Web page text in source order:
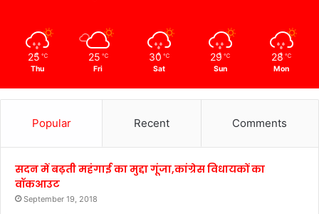
25 ℃
Thu
25 ℃
Fri
30 ℃
Sat
29 ℃
Sun
28 ℃
Mon
Popular Recent Comments
सदन में बढ़ती महंगाई का मुद्दा गूंजा,कांग्रेस विधायकों का
वॉकआउट
September 19, 2018